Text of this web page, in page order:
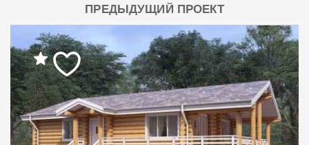
ПРЕДЫДУЩИЙ ПРОЕКТ